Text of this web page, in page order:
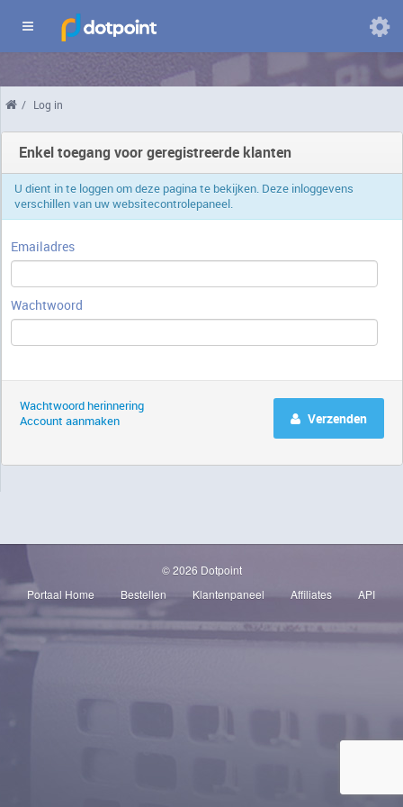
Domeinen
taal
/ Log in
Enkel toegang voor geregistreerde klanten
U dient in te loggen om deze pagina te bekijken. Deze inloggevens
verschillen van uw websitecontrolepaneel.
Emailadres
Wachtwoord
Wachtwoord herinnering
Account aanmaken
Verzenden
© 2026 Dotpoint
Portaal Home
Bestellen Klantenpaneel Affiliates API